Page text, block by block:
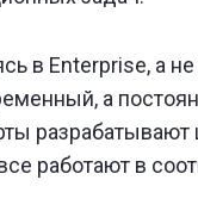
в Enterprise, а
а
работают в